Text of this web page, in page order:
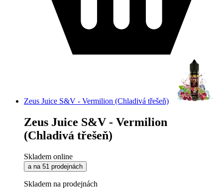
Zeus Juice S&V - Vermilion (Chladivá třešeň)
Zeus Juice S&V - Vermilion
(Chladivá třešeň)
Skladem online
a na 51 prodejnách
Skladem na prodejnách